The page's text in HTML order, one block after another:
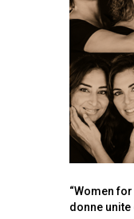
“Women
donne